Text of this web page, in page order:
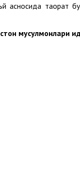
асносида таҳорат
мусулмонлари